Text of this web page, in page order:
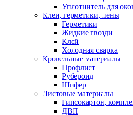
Уплотнитель для
Клеи, герметики, пены
Герметики
Жидкие гвозди
Клей
Холодная сварка
Кровельные материалы
Профлист
Рубероид
Шифер
Листовые материалы
Гипсокартон,
ДВП